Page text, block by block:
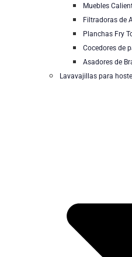
Muebles
Filtradoras de
Planchas Fry
Cocedores de
Asadores de
Lavavajillas para